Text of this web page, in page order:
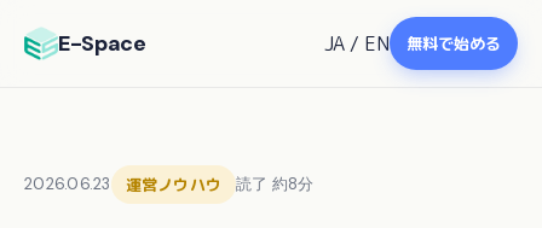
E-Space JA / EN 無料で始める
2026.06.23 運営ノウハウ 読了 約8分